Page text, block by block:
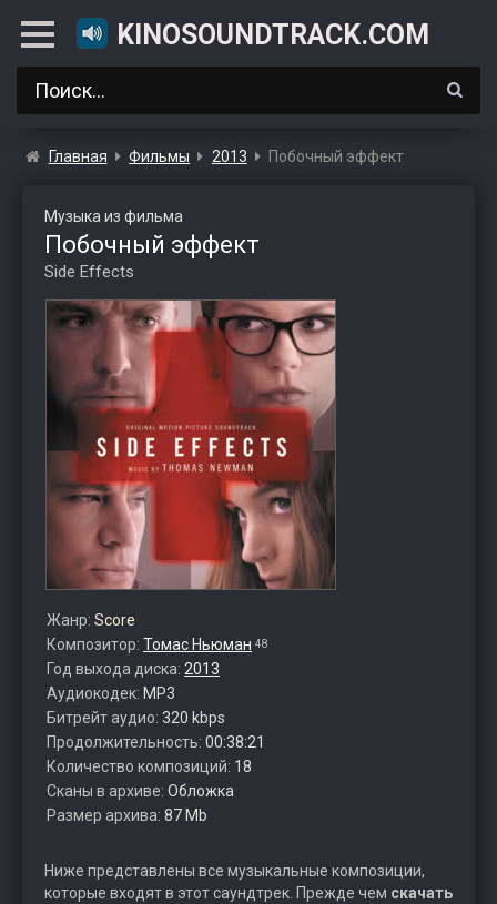
KINOSOUNDTRACK.COM
Главная Фильмы 2013 Побочный эффект
Музыка из фильма
Побочный эффект
Side Effects
Жанр: Score
Композитор: Томас Ньюман 48
Год выхода диска: 2013
Аудиокодек: MP3
Битрейт аудио: 320 kbps
Продолжительность: 00:38:21
Количество композиций: 18
Сканы в архиве: Обложка
Размер архива: 87 Mb
Ниже представлены все музыкальные композиции,
которые входят в этот саундтрек. Прежде чем скачать